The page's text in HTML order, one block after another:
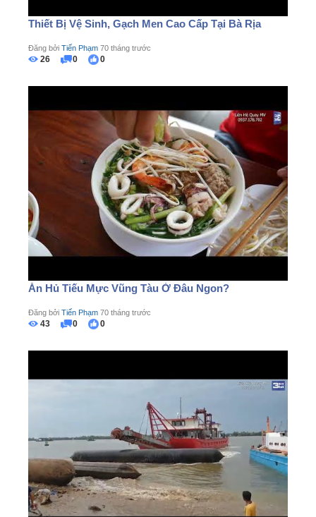
Thiết Bị Vệ Sinh, Gạch Men Cao Cấp Tại Bà Rịa
Đăng bởi Tiến Phạm 70 tháng trước
26 0 0
Ăn Hủ Tiếu Mực Vũng Tàu Ở Đâu Ngon?
Đăng bởi Tiến Phạm 70 tháng trước
43 0 0